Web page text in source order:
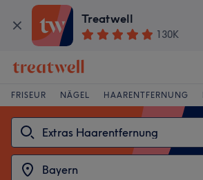
Treatwell
130K
FRISEUR NÄGEL HAARENTFERNUNG